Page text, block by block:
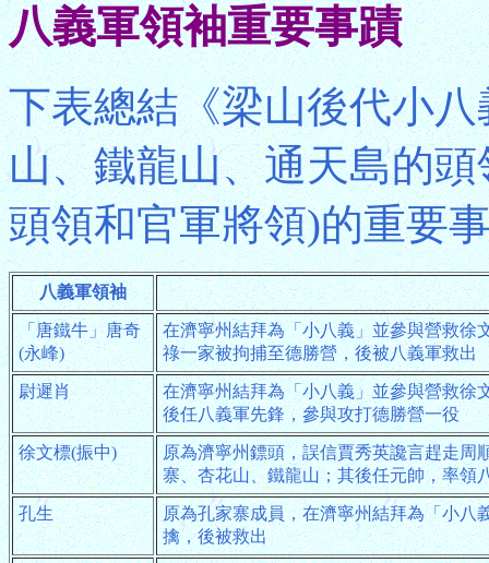
八義軍領袖重要事蹟
下表總結《梁山後代小
山、鐵龍山、通天島的
頭領和官軍將領)的重要
八義軍領袖
「唐鐵牛」唐奇
(永峰)
在濟寧州結拜為「小八義」並參與營救徐
祿一家被拘捕至德勝營，後被八義軍救出
尉遲肖
在濟寧州結拜為「小八義」並參與營救徐
後任八義軍先鋒，參與攻打德勝營一役
徐文標(振中)
原為濟寧州鏢頭，誤信賈秀英讒言趕走周
寨、杏花山、鐵龍山；其後任元帥，率領
孔生
原為孔家寨成員，在濟寧州結拜為「小八
擒，後被救出